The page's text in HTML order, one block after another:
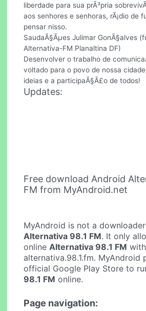
liberdade para sua prÃ³pria
aos senhores e senhoras, rÃ¡dio de
pensar nisso.
SaudaÃ§Ãµes Julimar GonÃ§alves
Alternativa-FM Planaltina DF)
Desenvolver o trabalho de
voltado para o povo de nossa
ideias e a participaÃ§Ã£o de todos!
Updates:
Free download Android
FM from MyAndroid.net
MyAndroid is not a
Alternativa 98.1 FM. It only
online Alternativa 98.1 FM
alternativa.98.1.fm. MyAndroid
official Google Play Store to
98.1 FM online.
Page navigation: